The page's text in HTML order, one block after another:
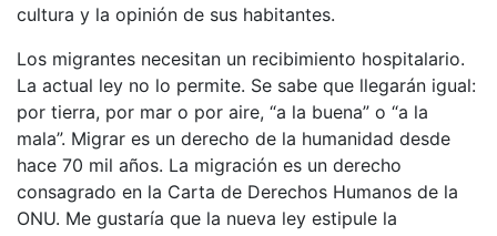
cultura y la opinión de sus habitantes.
Los migrantes necesitan un recibimiento hospitalario.
La actual ley no lo permite. Se sabe que llegarán igual:
por tierra, por mar o por aire, “a la buena” o “a la
mala”. Migrar es un derecho de la humanidad desde
hace 70 mil años. La migración es un derecho
consagrado en la Carta de Derechos Humanos de la
ONU. Me gustaría que la nueva ley estipule la